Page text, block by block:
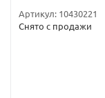
Артикул: 10430221
Снято с продажи